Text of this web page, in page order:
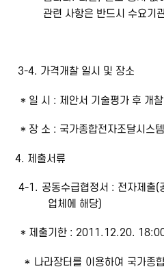
관련 사항은 반드시 수요기
3-4. 가격개찰 일시 및 장소
* 일 시 : 제안서 기술평가 후 개찰
* 장 소 : 국가종합전자조달시스
4. 제출서류
4-1. 공동수급협정서 : 전자제출(
업체에 해당)
* 제출기한 : 2011.12.20.
* 나라장터를 이용하여 국가종합